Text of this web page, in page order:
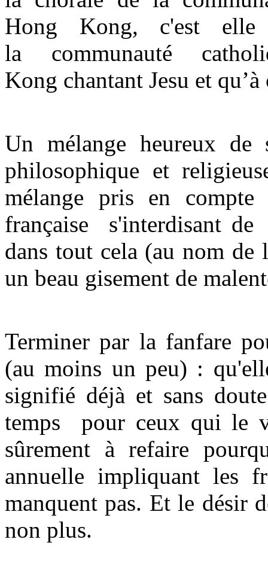
Hong Kong, c'est
la communauté
Kong chantant Jesu et
Un mélange heureux de
philosophique et
mélange pris en
française s'interdisant
dans tout cela (au nom
un beau gisement de
Terminer par la fanfare
(au moins un peu) :
signifié déjà et sans
temps pour ceux qui le
sûrement à refaire
annuelle impliquant les
manquent pas. Et le désir
non plus.